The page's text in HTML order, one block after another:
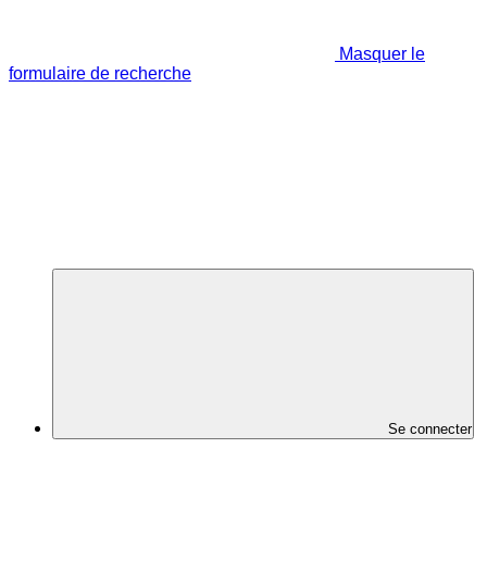
Masquer le
formulaire de recherche
Se connecter